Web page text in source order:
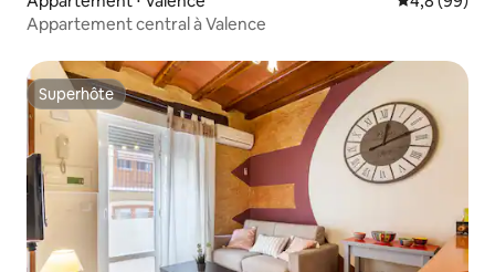
Appartement central à Valence
Superhôte
Superhôte